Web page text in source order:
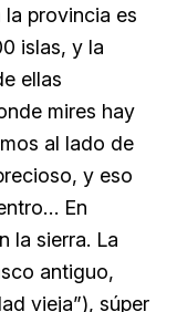
la provincia es
islas, y la
ellas
mires hay
al lado de
y eso
En
la sierra. La
antiguo,
vieja”), súper